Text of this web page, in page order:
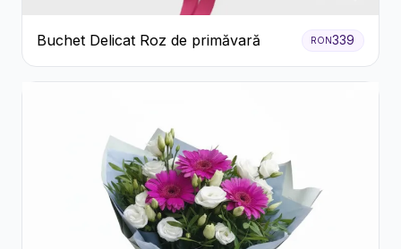
Buchet Delicat Roz de primăvară RON339